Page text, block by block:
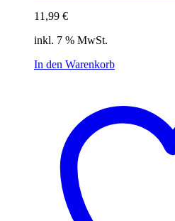
11,99 €
inkl. 7 % MwSt.
In den Warenkorb